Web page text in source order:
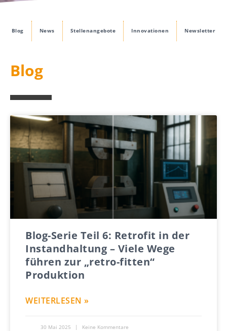
Blog News Stellenangebote Innovationen Newsletter
Blog
Blog-Serie Teil 6: Retrofit in der
Instandhaltung – Viele Wege
führen zur „retro-fitten“
Produktion
WEITERLESEN »
30 Mai 2025 Keine Kommentare